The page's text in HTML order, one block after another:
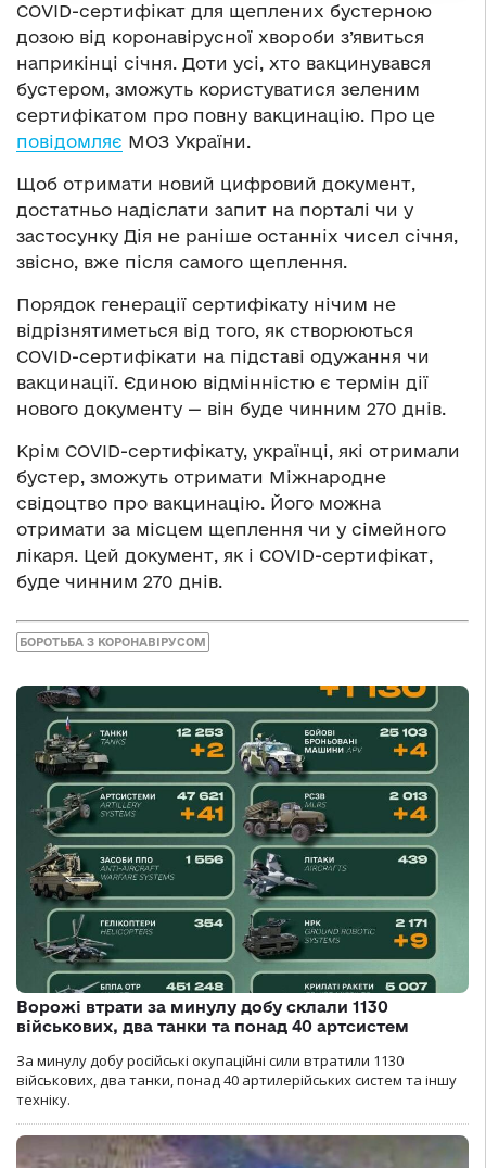
COVID-сертифікат для щеплених бустерною
дозою від коронавірусної хвороби з’явиться
наприкінці січня. Доти усі, хто вакцинувався
бустером, зможуть користуватися зеленим
сертифікатом про повну вакцинацію. Про це
повідомляє МОЗ України.
Щоб отримати новий цифровий документ,
достатньо надіслати запит на порталі чи у
застосунку Дія не раніше останніх чисел січня,
звісно, вже після самого щеплення.
Порядок генерації сертифікату нічим не
відрізнятиметься від того, як створюються
COVID-сертифікати на підставі одужання чи
вакцинації. Єдиною відмінністю є термін дії
нового документу — він буде чинним 270 днів.
Крім COVID-сертифікату, українці, які отримали
бустер, зможуть отримати Міжнародне
свідоцтво про вакцинацію. Його можна
отримати за місцем щеплення чи у сімейного
лікаря. Цей документ, як і COVID-сертифікат,
буде чинним 270 днів.
БОРОТЬБА З КОРОНАВІРУСОМ
Ворожі втрати за минулу добу склали 1130
військових, два танки та понад 40 артсистем
За минулу добу російські окупаційні сили втратили 1130
військових, два танки, понад 40 артилерійських систем та іншу
техніку.